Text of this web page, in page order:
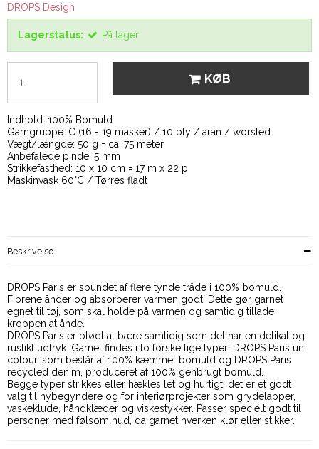
DROPS Design
Lagerstatus: På lager
KØB
Indhold: 100% Bomuld
Garngruppe: C (16 - 19 masker) / 10 ply / aran / worsted
Vægt/længde: 50 g = ca. 75 meter
Anbefalede pinde: 5 mm
Strikkefasthed: 10 x 10 cm = 17 m x 22 p
Maskinvask 60°C / Tørres fladt
Beskrivelse
DROPS Paris er spundet af flere tynde tråde i 100% bomuld.
Fibrene ånder og absorberer varmen godt. Dette gør garnet
egnet til tøj, som skal holde på varmen og samtidig tillade
kroppen at ånde.
DROPS Paris er blødt at bære samtidig som det har en delikat og
rustikt udtryk. Garnet findes i to forskellige typer; DROPS Paris uni
colour, som består af 100% kæmmet bomuld og DROPS Paris
recycled denim, produceret af 100% genbrugt bomuld.
Begge typer strikkes eller hækles let og hurtigt, det er et godt
valg til nybegyndere og for interiørprojekter som grydelapper,
vaskeklude, håndklæder og viskestykker. Passer specielt godt til
personer med følsom hud, da garnet hverken klør eller stikker.